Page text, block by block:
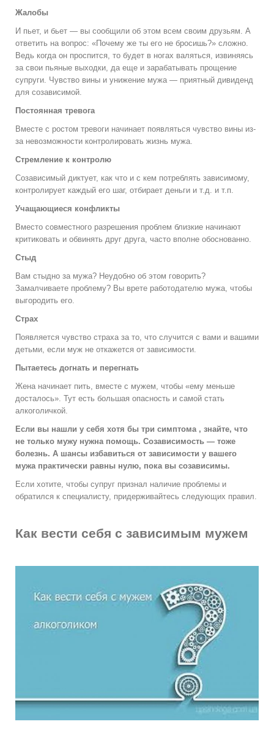
Жалобы
И пьет, и бьет — вы сообщили об этом всем своим друзьям. А
ответить на вопрос: «Почему же ты его не бросишь?» сложно.
Ведь когда он проспится, то будет в ногах валяться, извиняясь
за свои пьяные выходки, да еще и зарабатывать прощение
супруги. Чувство вины и унижение мужа — приятный дивиденд
для созависимой.
Постоянная тревога
Вместе с ростом тревоги начинает появляться чувство вины из-
за невозможности контролировать жизнь мужа.
Стремление к контролю
Созависимый диктует, как что и с кем потреблять зависимому,
контролирует каждый его шаг, отбирает деньги и т.д. и т.п.
Учащающиеся конфликты
Вместо совместного разрешения проблем близкие начинают
критиковать и обвинять друг друга, часто вполне обоснованно.
Стыд
Вам стыдно за мужа? Неудобно об этом говорить?
Замалчиваете проблему? Вы врете работодателю мужа, чтобы
выгородить его.
Страх
Появляется чувство страха за то, что случится с вами и вашими
детьми, если муж не откажется от зависимости.
Пытаетесь догнать и перегнать
Жена начинает пить, вместе с мужем, чтобы «ему меньше
досталось». Тут есть большая опасность и самой стать
алкоголичкой.
Если вы нашли у себя хотя бы три симптома , знайте, что
не только мужу нужна помощь. Созависимость — тоже
болезнь. А шансы избавиться от зависимости у вашего
мужа практически равны нулю, пока вы созависимы.
Если хотите, чтобы супруг признал наличие проблемы и
обратился к специалисту, придерживайтесь следующих правил.
Как вести себя с зависимым мужем